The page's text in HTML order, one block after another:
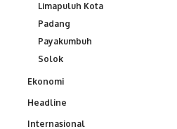
Limapuluh Kota
Padang
Payakumbuh
Solok
Ekonomi
Headline
Internasional